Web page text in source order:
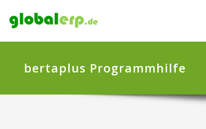
bertaplus Programmhilfe